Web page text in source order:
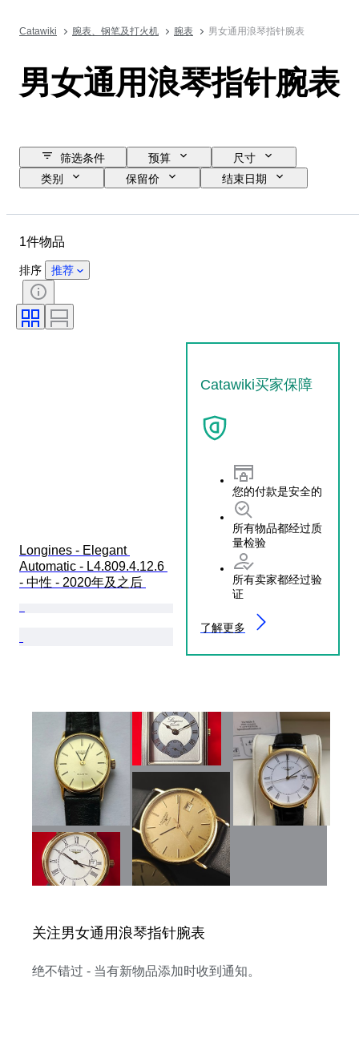
Catawiki 腕表、钢笔及打火机 腕表 男女通用浪琴指针腕表
男女通用浪琴指针腕表
筛选条件 预算
尺寸
类别
保留价
结束日期
时期
表带材质
1件物品
排序 推荐
Longines - Elegant
Automatic - L4.809.4.12.6
- 中性 - 2020年及之后
Catawiki买家保障
您的付款是安全的
所有物品都经过质
量检验
所有卖家都经过验
证
了解更多
关注男女通用浪琴指针腕表
绝不错过 - 当有新物品添加时收到通知。